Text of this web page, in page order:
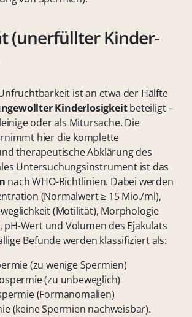
(unerfüllter Kinder­
ist an etwa der Hälfte
Kinderlosigkeitbeteiligt –
oder als Mitursache. Die
hier die komplette
therapeutische Abklärung des
Untersuchungsinstrument ist das
nach WHO-Richtlinien. Dabei werden
(Normalwert ≥ 15 Mio./ml),
(Motilität), Morphologie
pH-Wert und Volumen des Ejakulats
Befunde werden klassifiziert als:
(zu wenige Spermien)
(zu unbeweglich)
(Formanomalien)
(keine Spermien nachweisbar).